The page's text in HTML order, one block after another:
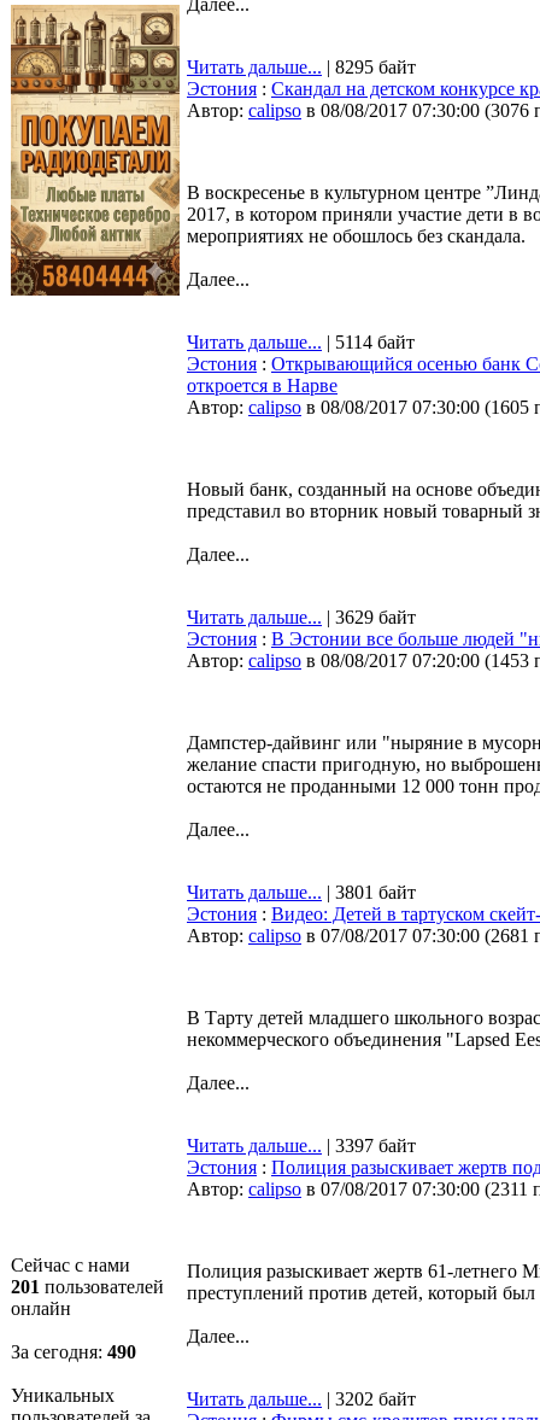
Сейчас с нами
201 пользователей
онлайн
За сегодня: 490
Уникальных
Далее...
Читать дальше... | 8295 байт
Эстония : Скандал на детском конкурсе
Автор: calipso в 08/08/2017 07:30:00 (3076
В воскресенье в культурном центре
2017, в котором приняли участие дети в
мероприятиях не обошлось без скандала.
Далее...
Читать дальше... | 5114 байт
Эстония : Открывающийся осенью банк
откроется в Нарве
Автор: calipso в 08/08/2017 07:30:00 (1605
Новый банк, созданный на основе
представил во вторник новый товарный
Далее...
Читать дальше... | 3629 байт
Эстония : В Эстонии все больше людей
Автор: calipso в 08/08/2017 07:20:00 (1453
Дампстер-дайвинг или "ныряние в
желание спасти пригодную, но
остаются не проданными 12 000 тонн
Далее...
Читать дальше... | 3801 байт
Эстония : Видео: Детей в тартуском
Автор: calipso в 07/08/2017 07:30:00 (2681
В Тарту детей младшего школьного
некоммерческого объединения "Lapsed
Далее...
Читать дальше... | 3397 байт
Эстония : Полиция разыскивает жертв
Автор: calipso в 07/08/2017 07:30:00 (2311
Полиция разыскивает жертв 61-летнего
преступлений против детей, который
Далее...
Читать дальше... | 3202 байт